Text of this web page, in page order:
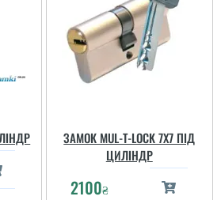
ЗАМОК MUL-T-LOCK 7X7 ПІД
ЦИЛІНДР
2100₴